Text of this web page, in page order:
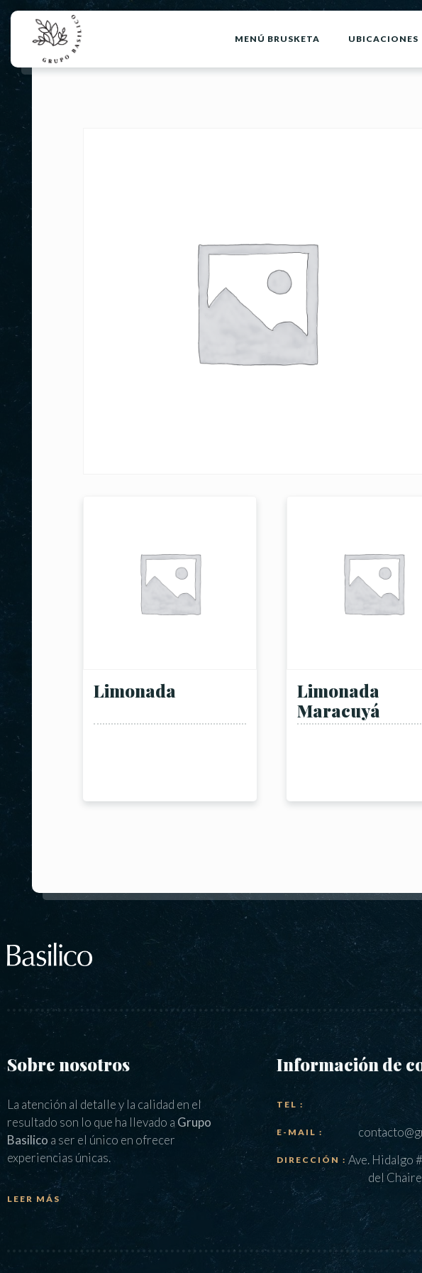
MENÚ BRUSKETA UBICACIONES
Limonada
Limonada
Maracuyá
Sobre nosotros
La atención al detalle y la calidad en el
resultado son lo que ha llevado a Grupo
Basilico a ser el único en ofrecer
experiencias únicas.
LEER MÁS
Información de
TEL :
E-MAIL :
DIRECCIÓN : Ave. Hidalgo
del